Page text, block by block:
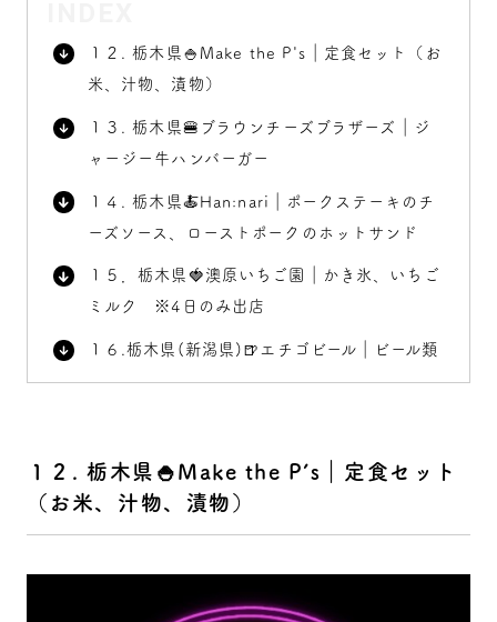
１２. 栃木県🍚Make the P's｜定食セット（お
米、汁物、漬物）
１３. 栃木県🍔ブラウンチーズブラザーズ｜ジ
ャージー牛ハンバーガー
１４. 栃木県🍝Han:nari｜ポークステーキのチ
ーズソース、ローストポークのホットサンド
１５．栃木県🍓澳原いちご園｜かき氷、いちご
ミルク ※4日のみ出店
１６.栃木県(新潟県)🍺エチゴビール｜ビール類
１２. 栃木県🍚Make the P’s｜定食セット
（お米、汁物、漬物）